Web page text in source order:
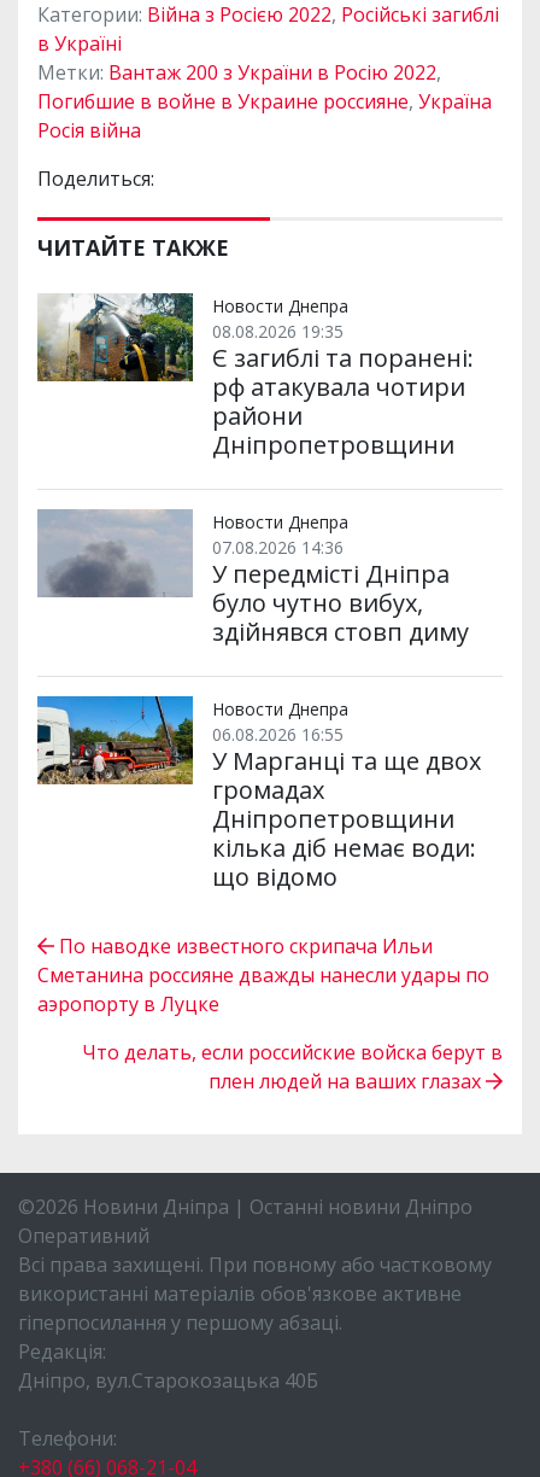
Категории: Війна з Росією 2022, Російські загиблі
в Україні
Метки: Вантаж 200 з України в Росію 2022,
Погибшие в войне в Украине россияне, Україна
Росія війна
Поделиться:
ЧИТАЙТЕ ТАКЖЕ
Новости Днепра
08.08.2026 19:35
Є загиблі та поранені:
рф атакувала чотири
райони
Дніпропетровщини
Новости Днепра
07.08.2026 14:36
У передмісті Дніпра
було чутно вибух,
здійнявся стовп диму
Новости Днепра
06.08.2026 16:55
У Марганці та ще двох
громадах
Дніпропетровщини
кілька діб немає води:
що відомо
По наводке известного скрипача Ильи
Сметанина россияне дважды нанесли удары по
аэропорту в Луцке
Что делать, если российские войска берут в
плен людей на ваших глазах
©2026 Новини Дніпра | Останні новини Дніпро
Оперативний
Всі права захищені. При повному або частковому
використанні матеріалів обов'язкове активне
гіперпосилання у першому абзаці.
Редакція:
Дніпро, вул.Старокозацька 40Б
Телефони:
+380 (66) 068-21-04